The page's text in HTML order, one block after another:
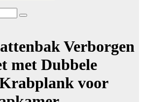
Verborgen
met Dubbele
voor